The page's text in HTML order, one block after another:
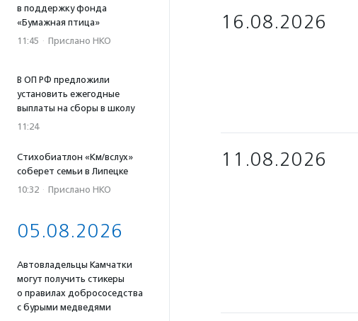
в поддержку фонда
«Бумажная птица»
11:45 · Прислано НКО
В ОП РФ предложили
установить ежегодные
выплаты на сборы в школу
11:24
Стихобиатлон «Км/вслух»
соберет семьи в Липецке
10:32 · Прислано НКО
05.08.2026
Автовладельцы Камчатки
могут получить стикеры
о правилах добрососедства
с бурыми медведями
16.08.2026
11.08.2026